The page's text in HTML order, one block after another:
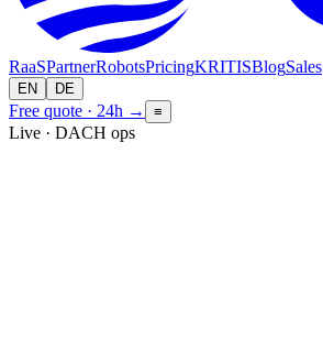
RaaSPartnerRobotsPricingKRITISBlogSales
EN DE
Free quote · 24h → ≡
Live · DACH ops